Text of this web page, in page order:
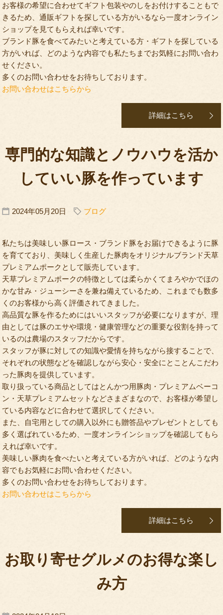
お客様の希望に合わせてギフト包装やのしをお付けすることもで
きるため、通販ギフトを探している方がいるなら一度オンライン
ショップを見てもらえれば幸いです。
ブランド豚を食べてみたいと考えている方・ギフトを探している
方がいれば、どのような内容でも私たちまでお気軽にお問い合わ
せください。
多くのお問い合わせをお待ちしております。
お問い合わせはこちらから
詳細はこちら
専門的な知識とノウハウを活か
していい豚を作っています
2024年05月20日 ブログ
私たちは美味しい豚ロース・ブランド豚をお届けできるように豚
を育てており、美味しく生産した豚肉をオリジナルブランド天草
プレミアムポークとして販売しています。
天草プレミアムポークの特徴としては柔らかくてまろやかでほの
かな甘み・ジューシーさを兼ね備えているため、これまでも数多
くのお客様から高く評価されてきました。
高品質な豚を作るためにはいいスタッフが必要になりますが、理
由としては豚のエサや環境・健康管理などの重要な役割を持って
いるのは農場のスタッフだからです。
スタッフが豚に対しての知識や愛情を持ちながら接することで、
それぞれの状態などを確認しながら安心・安全にとことんこだわ
った豚肉を提供しています。
取り扱っている商品としてはとんかつ用豚肉・プレミアムベーコ
ン・天草プレミアムセットなどさまざまなので、お客様が希望し
ている内容などに合わせて選択してください。
また、自宅用としての購入以外にも贈答品やプレゼントとしても
多く選ばれているため、一度オンラインショップを確認してもら
えれば幸いです。
美味しい豚肉を食べたいと考えている方がいれば、どのような内
容でもお気軽にお問い合わせください。
多くのお問い合わせをお待ちしております。
お問い合わせはこちらから
詳細はこちら
お取り寄せグルメのお得な楽し
み方